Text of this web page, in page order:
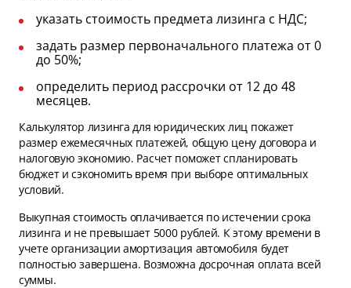
указать стоимость предмета лизинга с НДС;
задать размер первоначального платежа от 0
до 50%;
определить период рассрочки от 12 до 48
месяцев.
Калькулятор лизинга для юридических лиц покажет
размер ежемесячных платежей, общую цену договора и
налоговую экономию. Расчет поможет спланировать
бюджет и сэкономить время при выборе оптимальных
условий.
Выкупная стоимость оплачивается по истечении срока
лизинга и не превышает 5000 рублей. К этому времени в
учете организации амортизация автомобиля будет
полностью завершена. Возможна досрочная оплата всей
суммы.